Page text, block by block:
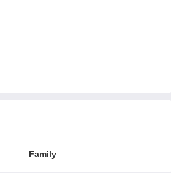
Family